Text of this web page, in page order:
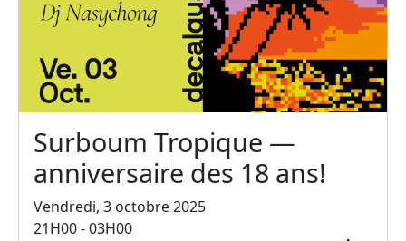
Surboum Tropique —
anniversaire des 18 ans!
Vendredi, 3 octobre 2025
21H00 - 03H00